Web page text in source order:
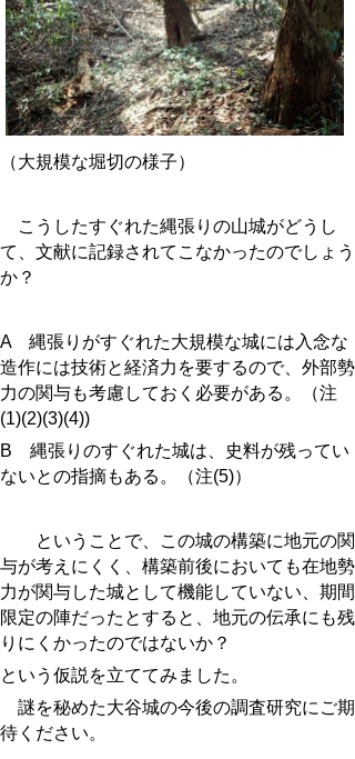
（大規模な堀切の様子）
こうしたすぐれた縄張りの山城がどうし
て、文献に記録されてこなかったのでしょう
か？
A 縄張りがすぐれた大規模な城には入念な
造作には技術と経済力を要するので、外部勢
力の関与も考慮しておく必要がある。（注
(1)(2)(3)(4))
B 縄張りのすぐれた城は、史料が残ってい
ないとの指摘もある。（注(5)）
ということで、この城の構築に地元の関
与が考えにくく、構築前後においても在地勢
力が関与した城として機能していない、期間
限定の陣だったとすると、地元の伝承にも残
りにくかったのではないか？
という仮説を立ててみました。
謎を秘めた大谷城の今後の調査研究にご期
待ください。